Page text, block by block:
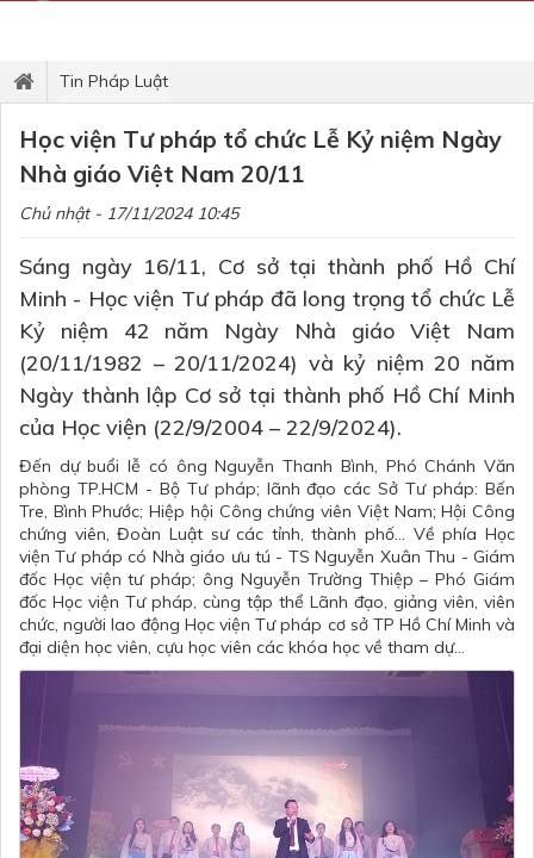
Tin Pháp Luật
Học viện Tư pháp tổ chức Lễ Kỷ niệm Ngày
Nhà giáo Việt Nam 20/11
Chủ nhật - 17/11/2024 10:45
Sáng ngày 16/11, Cơ sở tại thành phố Hồ Chí
Minh - Học viện Tư pháp đã long trọng tổ chức Lễ
Kỷ niệm 42 năm Ngày Nhà giáo Việt Nam
(20/11/1982 – 20/11/2024) và kỷ niệm 20 năm
Ngày thành lập Cơ sở tại thành phố Hồ Chí Minh
của Học viện (22/9/2004 – 22/9/2024).
Đến dự buổi lễ có ông Nguyễn Thanh Bình, Phó Chánh Văn
phòng TP.HCM - Bộ Tư pháp; lãnh đạo các Sở Tư pháp: Bến
Tre, Bình Phước; Hiệp hội Công chứng viên Việt Nam; Hội Công
chứng viên, Đoàn Luật sư các tỉnh, thành phố... Về phía Học
viện Tư pháp có Nhà giáo ưu tú - TS Nguyễn Xuân Thu - Giám
đốc Học viện tư pháp; ông Nguyễn Trường Thiệp – Phó Giám
đốc Học viện Tư pháp, cùng tập thể Lãnh đạo, giảng viên, viên
chức, người lao động Học viện Tư pháp cơ sở TP Hồ Chí Minh và
đại diện học viên, cựu học viên các khóa học về tham dự...